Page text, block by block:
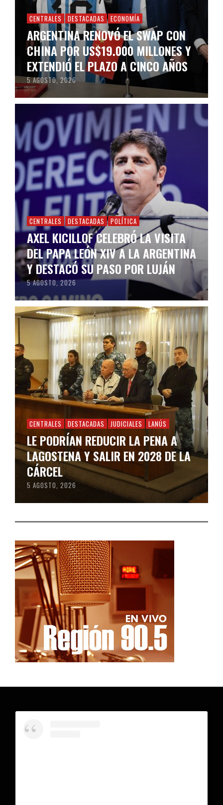
CENTRALES DESTACADAS ECONOMÍA
ARGENTINA RENOVÓ EL SWAP CON
CHINA POR US$19.000 MILLONES Y
EXTENDIÓ EL PLAZO A CINCO AÑOS
5 AGOSTO, 2026
CENTRALES DESTACADAS POLÍTICA
AXEL KICILLOF CELEBRÓ LA VISITA
DEL PAPA LEÓN XIV A LA ARGENTINA
Y DESTACÓ SU PASO POR LUJÁN
5 AGOSTO, 2026
CENTRALES DESTACADAS JUDICIALES LANÚS
LE PODRÍAN REDUCIR LA PENA A
LAGOSTENA Y SALIR EN 2028 DE LA
CÁRCEL
5 AGOSTO, 2026